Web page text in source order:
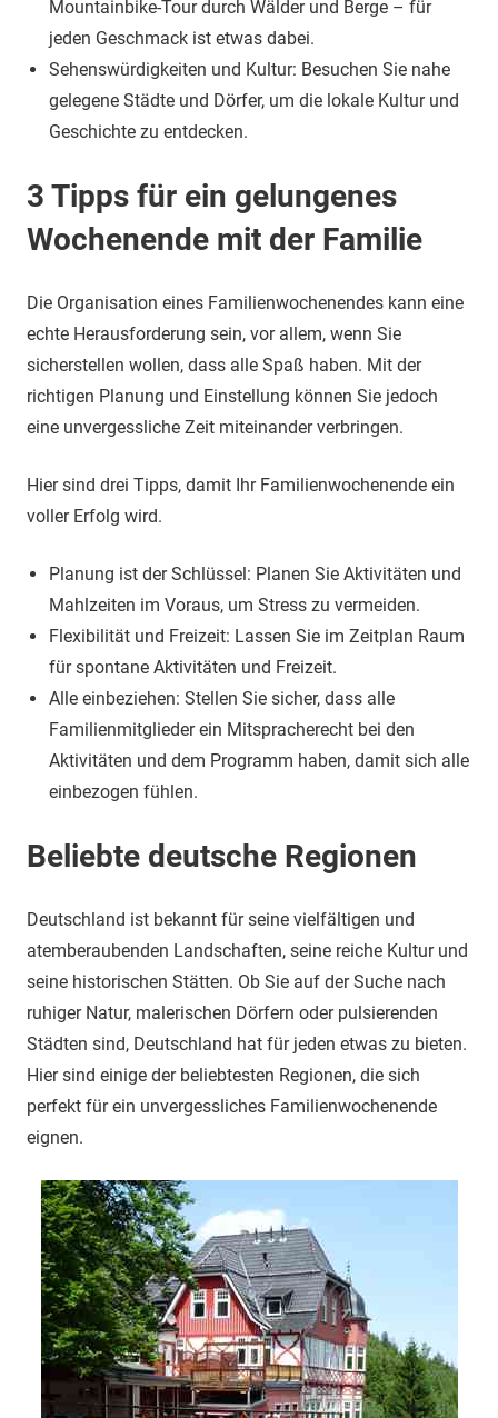
Mountainbike-Tour durch Wälder und Berge – für
jeden Geschmack ist etwas dabei.
Sehenswürdigkeiten und Kultur: Besuchen Sie nahe
gelegene Städte und Dörfer, um die lokale Kultur und
Geschichte zu entdecken.
3 Tipps für ein gelungenes
Wochenende mit der Familie
Die Organisation eines Familienwochenendes kann eine
echte Herausforderung sein, vor allem, wenn Sie
sicherstellen wollen, dass alle Spaß haben. Mit der
richtigen Planung und Einstellung können Sie jedoch
eine unvergessliche Zeit miteinander verbringen.
Hier sind drei Tipps, damit Ihr Familienwochenende ein
voller Erfolg wird.
Planung ist der Schlüssel: Planen Sie Aktivitäten und
Mahlzeiten im Voraus, um Stress zu vermeiden.
Flexibilität und Freizeit: Lassen Sie im Zeitplan Raum
für spontane Aktivitäten und Freizeit.
Alle einbeziehen: Stellen Sie sicher, dass alle
Familienmitglieder ein Mitspracherecht bei den
Aktivitäten und dem Programm haben, damit sich alle
einbezogen fühlen.
Beliebte deutsche Regionen
Deutschland ist bekannt für seine vielfältigen und
atemberaubenden Landschaften, seine reiche Kultur und
seine historischen Stätten. Ob Sie auf der Suche nach
ruhiger Natur, malerischen Dörfern oder pulsierenden
Städten sind, Deutschland hat für jeden etwas zu bieten.
Hier sind einige der beliebtesten Regionen, die sich
perfekt für ein unvergessliches Familienwochenende
eignen.